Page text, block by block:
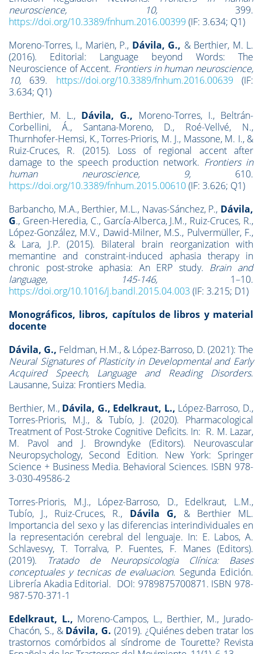
neuroscience, 10, 399.
https://doi.org/10.3389/fnhum.2016.00399 (IF: 3.634; Q1)
Moreno-Torres, I., Mariën, P., Dávila, G., & Berthier, M. L.
(2016). Editorial: Language beyond Words: The
Neuroscience of Accent. Frontiers in human neuroscience,
10, 639. https://doi.org/10.3389/fnhum.2016.00639 (IF:
3.634; Q1)
Berthier, M. L., Dávila, G., Moreno-Torres, I., Beltrán-
Corbellini, Á., Santana-Moreno, D., Roé-Vellvé, N.,
Thurnhofer-Hemsi, K., Torres-Prioris, M. J., Massone, M. I., &
Ruiz-Cruces, R. (2015). Loss of regional accent after
damage to the speech production network. Frontiers in
human neuroscience, 9, 610.
https://doi.org/10.3389/fnhum.2015.00610(IF: 3.626; Q1)
Barbancho, M.A., Berthier, M.L., Navas-Sánchez, P., Dávila,
G., Green-Heredia, C., García-Alberca, J.M., Ruiz-Cruces, R.,
López-González, M.V., Dawid-Milner, M.S., Pulvermüller, F.,
& Lara, J.P. (2015). Bilateral brain reorganization with
memantine and constraint-induced aphasia therapy in
chronic post-stroke aphasia: An ERP study. Brain and
language, 145-146,1–10.
https://doi.org/10.1016/j.bandl.2015.04.003 (IF: 3.215; D1)
Monográficos, libros, capítulos de libros y material
docente
Dávila, G., Feldman, H.M., & López-Barroso, D. (2021): The
Neural Signatures of Plasticity in Developmental and Early
Acquired Speech, Language and Reading Disorders.
Lausanne, Suiza: Frontiers Media.
Berthier, M., Dávila, G., Edelkraut, L., López-Barroso, D.,
Torres-Prioris, M.J., & Tubío, J. (2020). Pharmacological
Treatment of Post-Stroke Cognitive Deficits. In: R. M. Lazar,
M. Pavol and J. Browndyke (Editors). Neurovascular
Neuropsychology, Second Edition. New York: Springer
Science + Business Media. Behavioral Sciences. ISBN 978-
3-030-49586-2
Torres-Prioris, M.J., López-Barroso, D., Edelkraut, L.M.,
Tubío, J., Ruiz-Cruces, R., Dávila G, & Berthier ML.
Importancia del sexo y las diferencias interindividuales en
la representación cerebral del lenguaje. In: E. Labos, A.
Schlavesvy, T. Torralva, P. Fuentes, F. Manes (Editors).
(2019).
Tratado de Neuropsicologia Clínica: Bases
conceptuales y tecnicas de evaluacion. Segunda Edición.
Librería Akadia Editorial. DOI: 9789875700871. ISBN 978-
987-570-371-1
Edelkraut, L., Moreno-Campos, L., Berthier, M., Jurado-
Chacón, S., & Dávila, G. (2019). ¿Quiénes deben tratar los
trastornos comórbidos al síndrome de Tourette? Revista